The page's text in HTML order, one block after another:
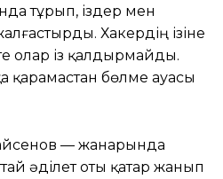
тұрып, іздер мен
Хакердің ізіне
олар із қалдырмайды.
бөлме ауасы
— жанарында
әділет оты қатар жанып